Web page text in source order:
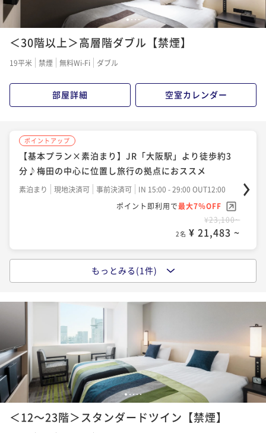
1 2 34
＜30階以上＞高層階ダブル【禁煙】
19平米 禁煙 無料Wi-Fi ダブル
部屋詳細 空室カレンダー
ポイントアップ
【基本プラン×素泊まり】JR「大阪駅」より徒歩約3
分♪梅田の中心に位置し旅行の拠点におススメ
素泊まり 現地決済可 事前決済可
IN 15:00 - 29:00 OUT12:00
ポイント即利用で最大7％OFF
¥23,100~
2名 ¥ 21,483 ~
【基本プラン×朝食付き】JR「大阪駅」より徒歩約3
分♪梅田の中心に位置し旅行の拠点におススメ
事前決済可
¥28,600~
2名 ¥ 26,598 ~
もっとみる(1件)
1 2 345
＜12～23階＞スタンダードツイン【禁煙】